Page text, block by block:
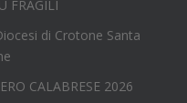
FRAGILI
di Crotone Santa
CALABRESE 2026